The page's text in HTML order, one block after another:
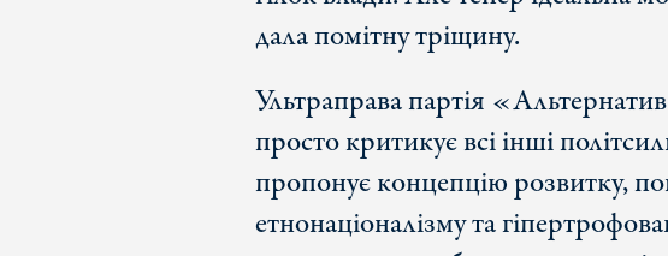
дала помітну тріщину.
Ультраправа партія
просто критикує всі інші
пропонує концепцію розвитку,
етнонаціоналізму та